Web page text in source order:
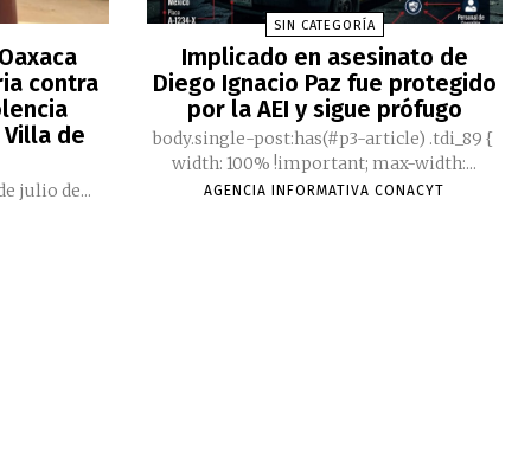
contra
de
julio de...
SIN CATEGORÍA
Implicado en asesinato de
Diego Ignacio Paz fue protegido
por la AEI y sigue prófugo
body.single-post:has(#p3-article) .tdi_89 {
width: 100% !important; max-width:...
AGENCIA INFORMATIVA CONACYT